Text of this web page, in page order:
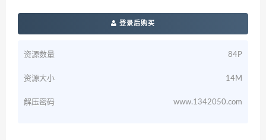
登录后购买
资源数量 84P
资源大小 14M
解压密码 www.1342050.com